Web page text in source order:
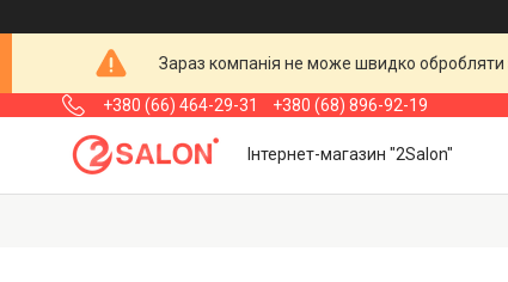
Зараз компанія не може швидко обробляти
+380 (66) 464-29-31 +380 (68) 896-92-19
Інтернет-магазин "2Salon"